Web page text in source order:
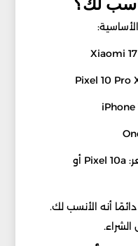
لك؟
إذا كنت تبحث عن قيمة مقابل السعر: Pixel 10a أو
أنه الأنسب لك.